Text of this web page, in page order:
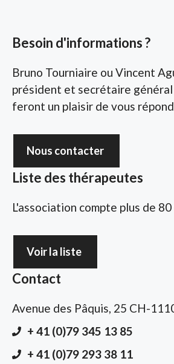
Besoin d'informations ?
Bruno Tourniaire ou Vincent
président et secrétaire général
feront un plaisir de vous
Nous contacter
Liste des thérapeutes
L'association compte plus de
Voir la liste
Contact
Avenue des Pâquis, 25 CH-
+ 41 (0)79 345 13 85
+ 41 (0)79 293 38 11